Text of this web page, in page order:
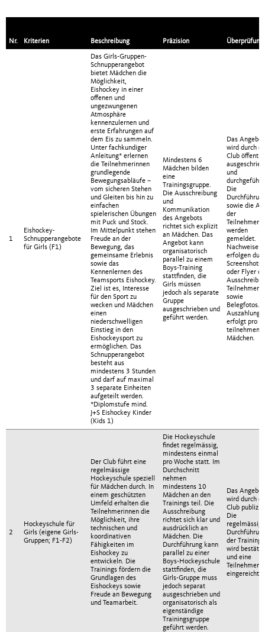
Nr. Kriterien Beschreibung Präzision Überprüfung
1
Eishockey-
Schnupperangebote
für Girls (F1)
Das Girls-Gruppen-
Schnupperangebot
bietet Mädchen die
Möglichkeit,
Eishockey in einer
offenen und
ungezwungenen
Atmosphäre
kennenzulernen und
erste Erfahrungen auf
dem Eis zu sammeln.
Unter fachkundiger
Anleitung* erlernen
die Teilnehmerinnen
grundlegende
Bewegungsabläufe –
vom sicheren Stehen
und Gleiten bis hin zu
einfachen
spielerischen Übungen
mit Puck und Stock.
Im Mittelpunkt stehen
Freude an der
Bewegung, das
gemeinsame Erlebnis
sowie das
Kennenlernen des
Teamsports Eishockey.
Ziel ist es, Interesse
für den Sport zu
wecken und Mädchen
einen
niederschwelligen
Einstieg in den
Eishockeysport zu
ermöglichen. Das
Schnupperangebot
besteht aus
mindestens 3 Stunden
und darf auf maximal
3 separate Einheiten
aufgeteilt werden.
*Diplomstufe mind.
J+S Eishockey Kinder
(Kids 1)
Mindestens 6
Mädchen bilden
eine
Trainingsgruppe.
Die Ausschreibung
und
Kommunikation
des Angebots
richtet sich explizit
an Mädchen. Das
Angebot kann
organisatorisch
parallel zu einem
Boys-Training
stattfinden, die
Girls müssen
jedoch als separate
Gruppe
ausgeschrieben und
geführt werden.
Das Angebot
wird durch
Club
und
durchgeführt.
Die
sowie die
der
werden
gemeldet.
Nachweise
erfolgen
Screenshots
oder Flyer
sowie
Belegfotos.
Auszahlung
erfolgt pro
Mädchen.
2
Hockeyschule für
Girls (eigene Girls-
Gruppen; F1-F2)
Der Club führt eine
regelmässige
Hockeyschule speziell
für Mädchen durch. In
einem geschützten
Umfeld erhalten die
Teilnehmerinnen die
Möglichkeit, ihre
technischen und
koordinativen
Fähigkeiten im
Eishockey zu
entwickeln. Die
Trainings fördern die
Grundlagen des
Eishockeys sowie
Freude an Bewegung
und Teamarbeit.
Die Hockeyschule
findet regelmässig,
mindestens einmal
pro Woche statt. Im
Durchschnitt
nehmen
mindestens 10
Mädchen an den
Trainings teil. Die
Ausschreibung
richtet sich klar und
ausdrücklich an
Mädchen. Die
Durchführung kann
parallel zu einer
Boys-Hockeyschule
stattfinden, die
Girls-Gruppe muss
jedoch separat
ausgeschrieben und
organisatorisch als
eigenständige
Trainingsgruppe
geführt werden.
Das Angebot
wird durch
Club
Die
regelmässige
der Trainings
wird
und eine
eingereicht.